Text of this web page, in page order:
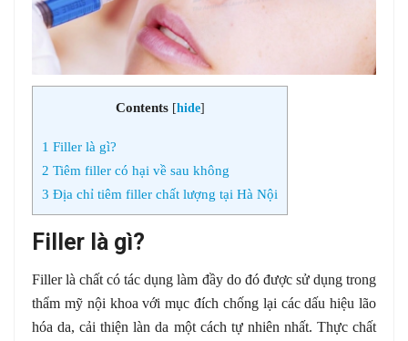
Contents [hide]
1 Filler là gì?
2 Tiêm filler có hại về sau không
3 Địa chỉ tiêm filler chất lượng tại Hà Nội
Filler là gì?
Filler là chất có tác dụng làm đầy do đó được sử dụng trong
thẩm mỹ nội khoa với mục đích chống lại các dấu hiệu lão
hóa da, cải thiện làn da một cách tự nhiên nhất. Thực chất